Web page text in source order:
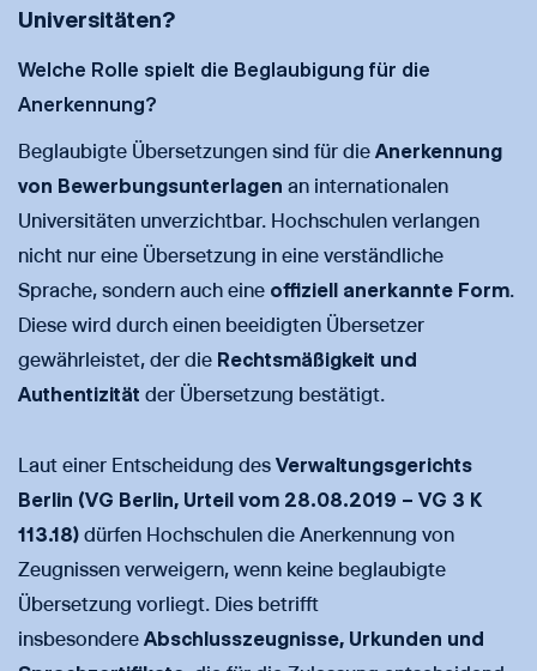
Universitäten?
Welche Rolle spielt die Beglaubigung für die
Anerkennung?
Beglaubigte Übersetzungen sind für die Anerkennung
von Bewerbungsunterlagen an internationalen
Universitäten unverzichtbar. Hochschulen verlangen
nicht nur eine Übersetzung in eine verständliche
Sprache, sondern auch eine offiziell anerkannte Form.
Diese wird durch einen beeidigten Übersetzer
gewährleistet, der die Rechtsmäßigkeit und
Authentizität der Übersetzung bestätigt.
Laut einer Entscheidung des Verwaltungsgerichts
Berlin (VG Berlin, Urteil vom 28.08.2019 – VG 3 K
113.18) dürfen Hochschulen die Anerkennung von
Zeugnissen verweigern, wenn keine beglaubigte
Übersetzung vorliegt. Dies betrifft
insbesondere Abschlusszeugnisse, Urkunden und